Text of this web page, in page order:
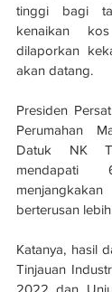
tinggi bagi
kenaikan
dilaporkan
akan datang.
Presiden
Perumahan
Datuk NK
mendapati
berterusan
Katanya, hasil
Tinjauan